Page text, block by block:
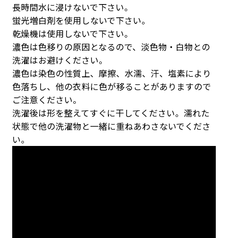
長時間水に浸けないで下さい。
蛍光増白剤を使用しないで下さい。
乾燥機は使用しないで下さい。
濃色は色移りの原因となるので、淡色物・白物との
洗濯はお避けください。
濃色は染色の性質上、摩擦、水濡、汗、塩素により
色落ちし、他の衣料に色が移ることがありますので
ご注意ください。
洗濯後は形を整えてすぐに干してください。濡れた
状態で他の洗濯物と一緒に重ねあわさないでくださ
い。